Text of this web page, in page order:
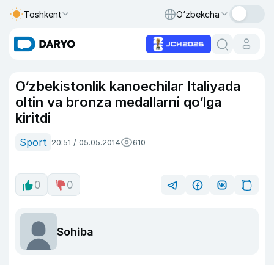
Toshkent O‘zbekcha
O‘zbekistonlik kanoechilar Italiyada
oltin va bronza medallarni qo‘lga
kiritdi
Sport 20:51 / 05.05.2014 610
0 0
Sohiba